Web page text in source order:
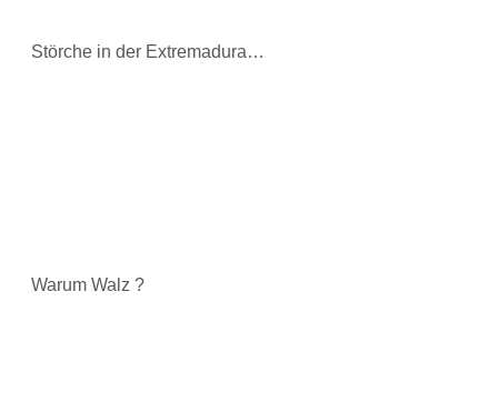
Störche in der Extremadura…
Warum Walz ?